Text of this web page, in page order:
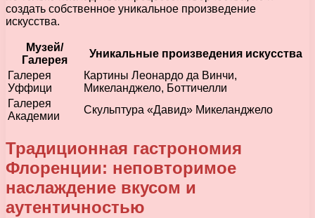
создать собственное уникальное произведение
искусства.
Музей/
Галерея
Уникальные произведения искусства
Галерея
Уффици
Картины Леонардо да Винчи,
Микеланджело, Боттичелли
Галерея
Академии
Скульптура «Давид» Микеланджело
Традиционная гастрономия
Флоренции: неповторимое
наслаждение вкусом и
аутентичностью